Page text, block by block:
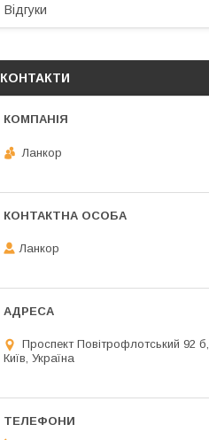
Відгуки
КОНТАКТИ
Ланкор
Ланкор
Проспект Повітрофлотський 92 б,
Київ, Україна